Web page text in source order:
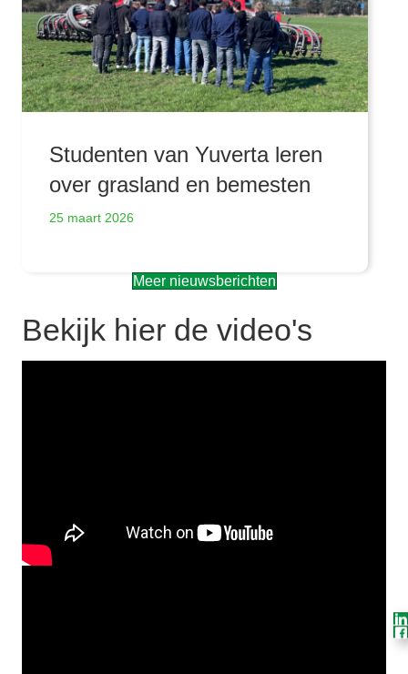
Studenten van Yuverta leren
over grasland en bemesten
25 maart 2026
Meer nieuwsberichten
Bekijk hier de video's